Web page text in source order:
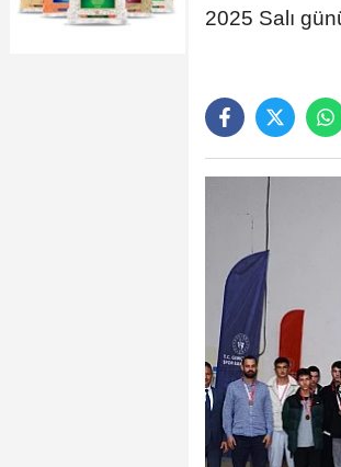
2025 Salı